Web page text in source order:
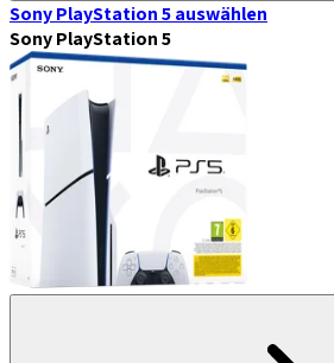
Sony PlayStation 5auswählen
Sony PlayStation 5